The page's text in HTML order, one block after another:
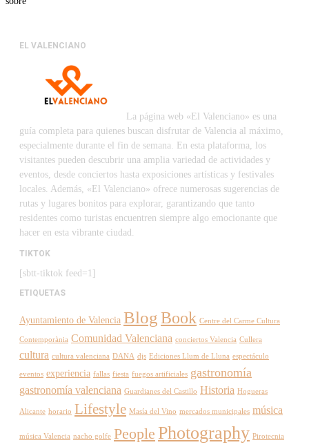
EL VALENCIANO
La página web «El Valenciano» es una
guía completa para quienes buscan disfrutar de Valencia al máximo,
especialmente durante el fin de semana. En esta plataforma, los
visitantes pueden descubrir una amplia variedad de actividades y
eventos, desde conciertos hasta exposiciones artísticas y festivales
locales. Además, «El Valenciano» ofrece numerosas sugerencias de
rutas y lugares bonitos para explorar, garantizando que tanto
residentes como turistas encuentren siempre algo emocionante que
hacer en esta vibrante ciudad.
TIKTOK
[sbtt-tiktok feed=1]
ETIQUETAS
Ayuntamiento de Valencia BlogBook Centre del Carme Cultura
Contemporània Comunidad Valenciana conciertos Valencia Cullera
cultura cultura valenciana DANA djs Ediciones Llum de Lluna espectáculo
eventos experiencia fallas fiesta fuegos artificiales gastronomía
gastronomía valenciana Guardianes del Castillo Historia Hogueras
Alicante horario Lifestyle Masía del Vino mercados municipales música
música Valencia nacho golfe People Photography Pirotecnia